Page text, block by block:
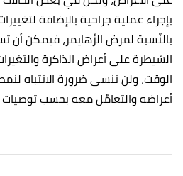
بإجراء عملية جراحية بالإضافة
بالنّسبة لمرض الزّهايمر، فيمكن أن
السّيطرة على أعراض الذاكرة
الوقت، ولن ننسى ضرورة الانتباه
أعراضه والتعامُل معه بحسب توصيات